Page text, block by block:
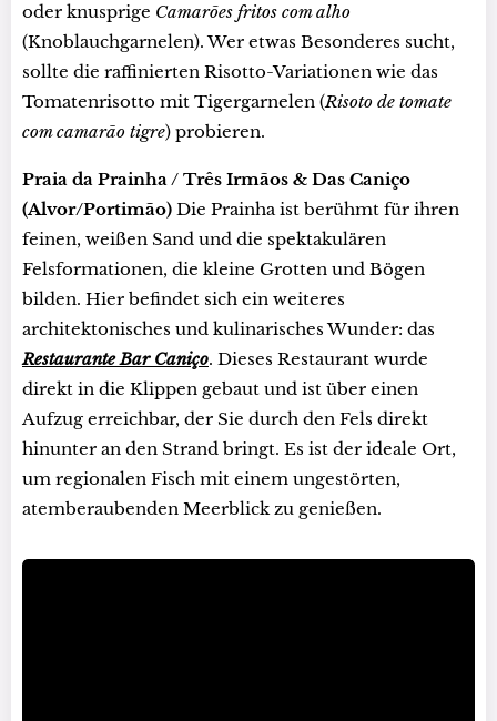
oder knusprige Camarões fritos com alho
(Knoblauchgarnelen). Wer etwas Besonderes sucht,
sollte die raffinierten Risotto-Variationen wie das
Tomatenrisotto mit Tigergarnelen (Risoto de tomate
com camarão tigre) probieren.
Praia da Prainha / Três Irmãos & Das Caniço
(Alvor/Portimão) Die Prainha ist berühmt für ihren
feinen, weißen Sand und die spektakulären
Felsformationen, die kleine Grotten und Bögen
bilden. Hier befindet sich ein weiteres
architektonisches und kulinarisches Wunder: das
Restaurante Bar Caniço. Dieses Restaurant wurde
direkt in die Klippen gebaut und ist über einen
Aufzug erreichbar, der Sie durch den Fels direkt
hinunter an den Strand bringt. Es ist der ideale Ort,
um regionalen Fisch mit einem ungestörten,
atemberaubenden Meerblick zu genießen.